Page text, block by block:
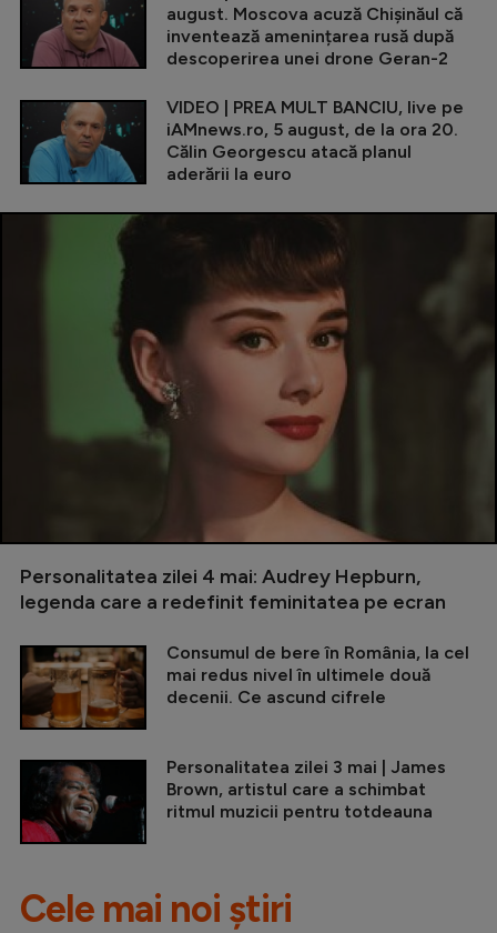
august. Moscova acuză Chișinăul că
inventează amenințarea rusă după
descoperirea unei drone Geran-2
VIDEO | PREA MULT BANCIU, live pe
iAMnews.ro, 5 august, de la ora 20.
Călin Georgescu atacă planul
aderării la euro
Personalitatea zilei 4 mai: Audrey Hepburn,
legenda care a redefinit feminitatea pe ecran
Consumul de bere în România, la cel
mai redus nivel în ultimele două
decenii. Ce ascund cifrele
Personalitatea zilei 3 mai | James
Brown, artistul care a schimbat
ritmul muzicii pentru totdeauna
Cele mai noi știri